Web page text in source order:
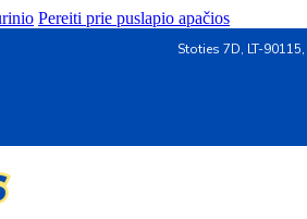
Pereiti prie puslapio apačios
Stoties 7D, LT-